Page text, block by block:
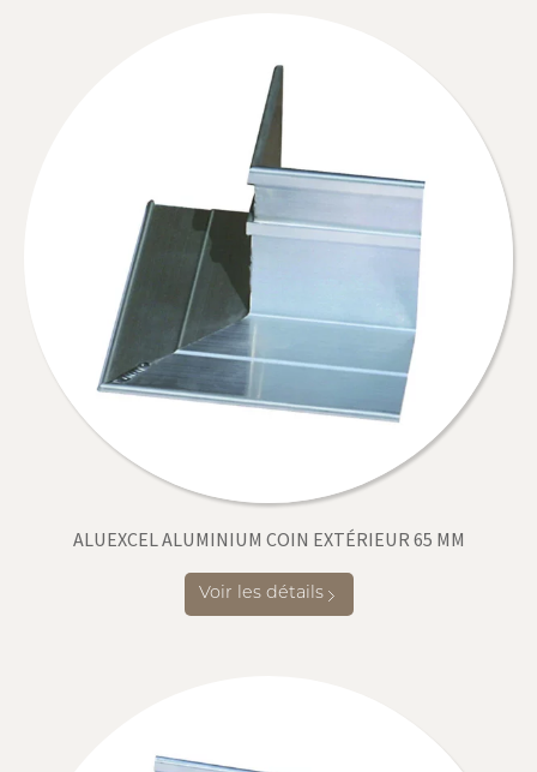
ALUEXCEL ALUMINIUM COIN EXTÉRIEUR 65 MM
Voir les détails